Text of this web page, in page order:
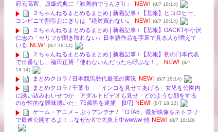
府元高官、原爆式典に「独善的でうんざり」
NEW! (8/7 18:14)
２ちゃんねるまとめるまとめ | 新着記事 / 【悲報】ヒコロヒー、
コンビニで割引おにぎりは〝絶対買わない〟
NEW! (8/7 18:14)
２ちゃんねるまとめるまとめ | 新着記事 / 【悲報】GACKTや小沢
仁志の「セリフが聞き取れない」日本語作品を字幕で見る人が増えて
いる NEW! (8/7 18:14)
２ちゃんねるまとめるまとめ | 新着記事 / 【悲報】初の日本代表
で出番なし、福田正博「使わないんだったら呼ぶな！」
NEW! (8/7
18:14)
まとめクロラ / 日本競馬歴代最低の実況 NEW! (8/7 18:14)
まとめクロラ / 千葉市 「インコを見せてあげる」女児を公園内
に誘い込みわいせつか アダルトビデオも見せ「どのような顔をする
のか性的な興味湧いた」75歳男を逮捕 [8/7] NEW! (8/7 18:13)
ゲーム・アニメ – ぷぅアンテナ / 「GTA6」最新映像をネトフリ
で最速公開するよ！→なぜかXで大炎上中wwww 他 NEW! (8/7 18:10)